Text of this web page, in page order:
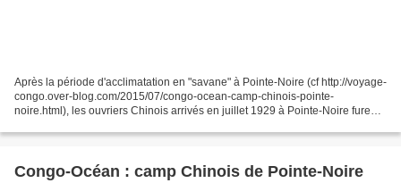
Après la période d'acclimatation en "savane" à Pointe-Noire (cf http://voyage-
congo.over-blog.com/2015/07/congo-ocean-camp-chinois-pointe-
noire.html), les ouvriers Chinois arrivés en juillet 1929 à Pointe-Noire furent
Congo-Océan : camp Chinois de Pointe-Noire